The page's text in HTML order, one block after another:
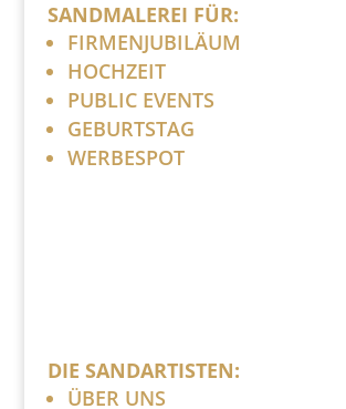
SANDMALEREI FÜR:
FIRMENJUBILÄUM
HOCHZEIT
PUBLIC EVENTS
GEBURTSTAG
WERBESPOT
DIE SANDARTISTEN:
ÜBER UNS